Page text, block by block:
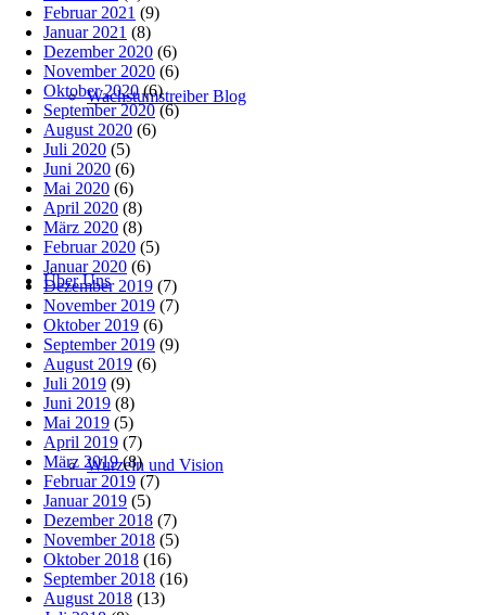
Wachstumstreiber Blog
Über Uns
Wurzeln und Vision
Februar 2021 (9)
Januar 2021 (8)
Dezember 2020 (6)
November 2020 (6)
Oktober 2020(6)
September 2020(6)
August 2020 (6)
Juli 2020 (5)
Juni 2020 (6)
Mai 2020 (6)
April 2020 (8)
März 2020 (8)
Februar 2020 (5)
Januar 2020 (6)
Dezember 2019 (7)
November 2019 (7)
Oktober 2019 (6)
September 2019 (9)
August 2019 (6)
Juli 2019 (9)
Juni 2019 (8)
Mai 2019 (5)
April 2019 (7)
März 2019(8)
Februar 2019 (7)
Januar 2019 (5)
Dezember 2018 (7)
November 2018 (5)
Oktober 2018 (16)
September 2018 (16)
August 2018 (13)